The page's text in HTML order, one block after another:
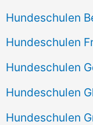
Hundeschulen
Hundeschulen
Hundeschulen
Hundeschulen
Hundeschulen